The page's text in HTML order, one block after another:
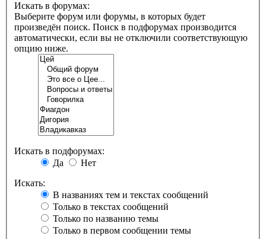
Искать в форумах:
Выберите форум или форумы, в которых будет
произведён поиск. Поиск в подфорумах производится
автоматически, если вы не отключили соответствующую
опцию ниже.
Искать в подфорумах:
Да
Нет
Искать:
В названиях тем и текстах сообщений
Только в текстах сообщений
Только по названию темы
Только в первом сообщении темы